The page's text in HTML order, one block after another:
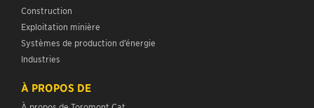
Construction
Exploitation minière
Systèmes de production d’énergie
Industries
À PROPOS DE